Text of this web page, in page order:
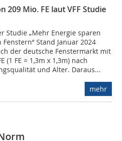
209 Mio. FE laut VFF Studie
Studie „Mehr Energie sparen
Stand Januar 2024
der deutsche Fenstermarkt mit
(1 FE = 1,3m x 1,3m) nach
und Alter. Daraus...
mehr